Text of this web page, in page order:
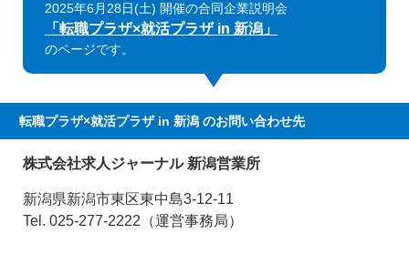
2025年6月28日(土) 開催の合同企業説明会
「転職プラザ×就活プラザ in 新潟」
のページです。
転職プラザ×就活プラザ in 新潟 のお問い合わせ先
株式会社求人ジャーナル 新潟営業所
新潟県新潟市東区東中島3-12-11
Tel. 025-277-2222（運営事務局）